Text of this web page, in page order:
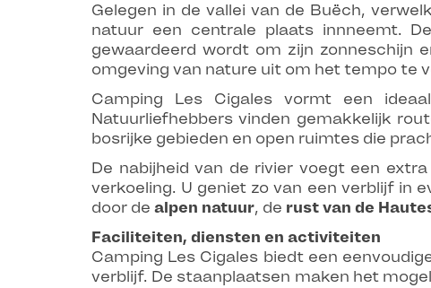
Gelegen in de vallei van de Buëch,
natuur een centrale plaats innneemt.
gewaardeerd wordt om zijn zonneschijn
omgeving van nature uit om het tempo te
Camping Les Cigales vormt een
Natuurliefhebbers vinden gemakkelijk
bosrijke gebieden en open ruimtes die
De nabijheid van de rivier voegt een
verkoeling. U geniet zo van een verblijf in
door de alpen natuur, de rust van de
Faciliteiten, diensten en activiteiten
Camping Les Cigales biedt een
verblijf. De staanplaatsen maken het